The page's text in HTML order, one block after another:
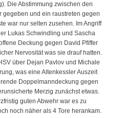
Die Abstimmung zwischen den
und ein raustreten gegen
war nur selten zusehen. Im Angriff
Lukas Schwindling und Sascha
Deckung gegen David Pfiffer
Nervosität was sie drauf hatten.
über Dejan Pavlov und Michale
was eine Altenkessler Auszeit
Doppelmanndeckung gegen
Merzig zunächst etwas.
guten Abwehr war es zu
noch näher als 4 Tore herankam.